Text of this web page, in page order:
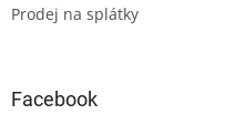
Prodej na splátky
Facebook